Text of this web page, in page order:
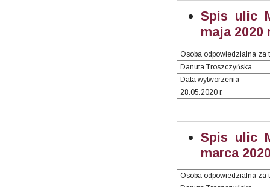
Spis ulic
maja 2020
Osoba odpowiedzialna za
Danuta Troszczyńska
Data wytworzenia
28.05.2020 r.
Spis ulic
marca
Osoba odpowiedzialna za